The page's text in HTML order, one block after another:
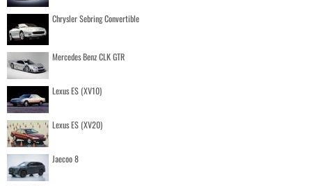
Chrysler Sebring Convertible
Mercedes Benz CLK GTR
Lexus ES (XV10)
Lexus ES (XV20)
Jaecoo 8